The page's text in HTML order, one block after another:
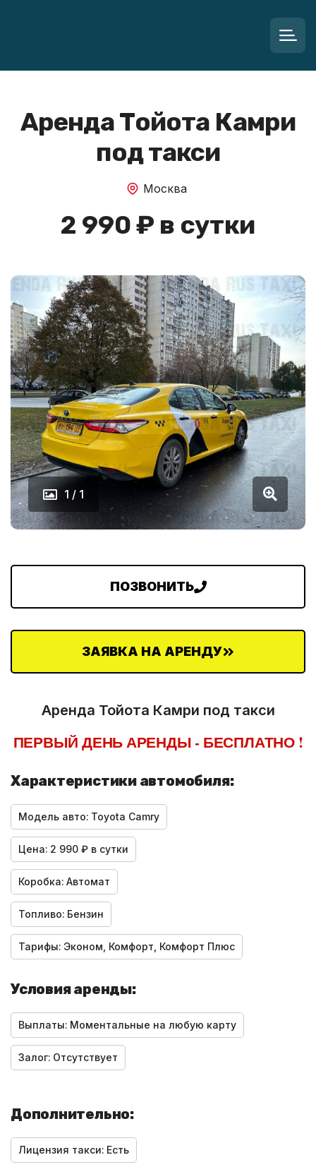
Аренда Тойота Камри
под такси
Москва
2 990 ₽ в сутки
1 / 1
ПОЗВОНИТЬ
ЗАЯВКА НА АРЕНДУ
Аренда Тойота Камри под такси
ПЕРВЫЙ ДЕНЬ АРЕНДЫ - БЕСПЛАТНО !
Характеристики автомобиля:
Модель авто: Toyota Camry
Цена: 2 990 ₽ в сутки
Коробка: Автомат
Топливо: Бензин
Тарифы: Эконом, Комфорт, Комфорт Плюс
Условия аренды:
Выплаты: Моментальные на любую карту
Залог: Отсутствует
Дополнительно:
Лицензия такси: Есть